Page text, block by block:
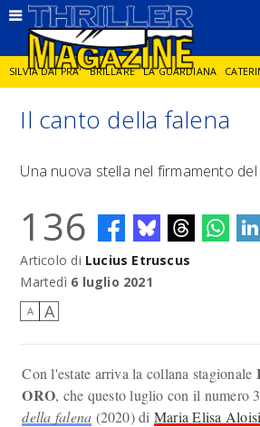
SILVIA DAI PRA' BRILLARE LA GUARDIANA
JORGE DIAZ LA SPIA DELITTO IN CORNICE
Il canto della falena
Una nuova stella nel firmamento
136
Articolo di Lucius Etruscus
Martedì 6 luglio 2021
A A
Con l'estate arriva la collana stagionale
ORO, che questo luglio con il numero
della falena (2020) di Maria Elisa Aloisi